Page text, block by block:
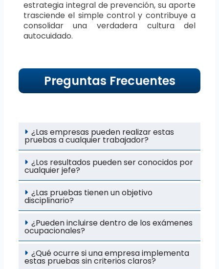
estrategia integral de prevención, su aporte
trasciende el simple control y contribuye a
consolidar una verdadera cultura del
autocuidado.
Preguntas Frecuentes
¿Las empresas pueden realizar estas
pruebas a cualquier trabajador?
¿Los resultados pueden ser conocidos por
cualquier jefe?
¿Las pruebas tienen un objetivo
disciplinario?
¿Pueden incluirse dentro de los exámenes
ocupacionales?
¿Qué ocurre si una empresa implementa
estas pruebas sin criterios claros?